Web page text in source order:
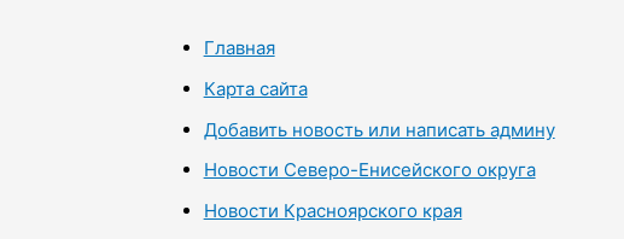
Главная
Карта сайта
Добавить новость или написать админу
Новости Северо-Енисейского округа
Новости Красноярского края